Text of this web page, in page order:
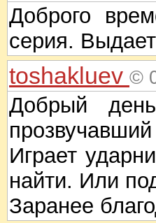
Доброго
серия.
toshakluev ©
Добрый
Играет
найти. Или
Заранее